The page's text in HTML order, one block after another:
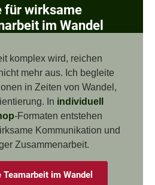
für wirksame
im Wandel
komplex wird, reichen
mehr aus. Ich begleite
in Zeiten von Wandel,
In individuell
-Formaten entstehen
Kommunikation und
Zusammenarbeit.
im Wandel